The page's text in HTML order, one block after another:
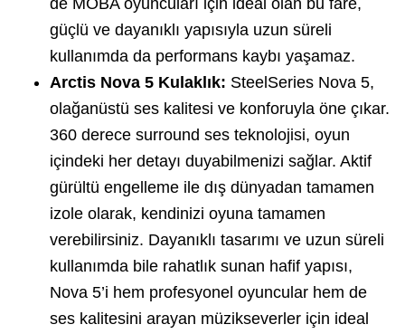
güçlü ve dayanıklı yapısıyla uzun süreli
kullanımda da performans kaybı yaşamaz.
Arctis Nova 5 Kulaklık: SteelSeries Nova 5,
olağanüstü ses kalitesi ve konforuyla öne çıkar.
360 derece surround ses teknolojisi, oyun
içindeki her detayı duyabilmenizi sağlar. Aktif
gürültü engelleme ile dış dünyadan tamamen
izole olarak, kendinizi oyuna tamamen
verebilirsiniz. Dayanıklı tasarımı ve uzun süreli
kullanımda bile rahatlık sunan hafif yapısı,
Nova 5’i hem profesyonel oyuncular hem de
ses kalitesini arayan müzikseverler için ideal